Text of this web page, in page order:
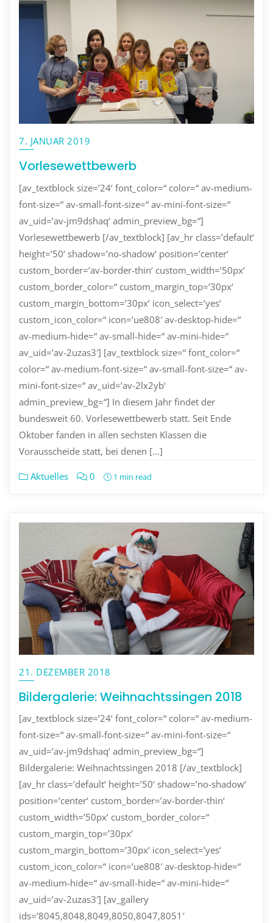
7. JANUAR 2019
Vorlesewettbewerb
[av_textblock size=’24‘ font_color=“ color=“ av-medium-
font-size=“ av-small-font-size=“ av-mini-font-size=“
av_uid=’av-jm9dshaq‘ admin_preview_bg=“]
Vorlesewettbewerb [/av_textblock] [av_hr class=’default‘
height=’50‘ shadow=’no-shadow‘ position=’center‘
custom_border=’av-border-thin‘ custom_width=’50px‘
custom_border_color=“ custom_margin_top=’30px‘
custom_margin_bottom=’30px‘ icon_select=’yes‘
custom_icon_color=“ icon=’ue808′ av-desktop-hide=“
av-medium-hide=“ av-small-hide=“ av-mini-hide=“
av_uid=’av-2uzas3′] [av_textblock size=“ font_color=“
color=“ av-medium-font-size=“ av-small-font-size=“ av-
mini-font-size=“ av_uid=’av-2lx2yb‘
admin_preview_bg=“] In diesem Jahr findet der
bundesweit 60. Vorlesewettbewerb statt. Seit Ende
Oktober fanden in allen sechsten Klassen die
Vorausscheide statt, bei denen […]
Aktuelles 0 1 min read
21. DEZEMBER 2018
Bildergalerie: Weihnachtssingen 2018
[av_textblock size=’24‘ font_color=“ color=“ av-medium-
font-size=“ av-small-font-size=“ av-mini-font-size=“
av_uid=’av-jm9dshaq‘ admin_preview_bg=“]
Bildergalerie: Weihnachtssingen 2018 [/av_textblock]
[av_hr class=’default‘ height=’50‘ shadow=’no-shadow‘
position=’center‘ custom_border=’av-border-thin‘
custom_width=’50px‘ custom_border_color=“
custom_margin_top=’30px‘
custom_margin_bottom=’30px‘ icon_select=’yes‘
custom_icon_color=“ icon=’ue808′ av-desktop-hide=“
av-medium-hide=“ av-small-hide=“ av-mini-hide=“
av_uid=’av-2uzas3′] [av_gallery
ids=’8045,8048,8049,8050,8047,8051′